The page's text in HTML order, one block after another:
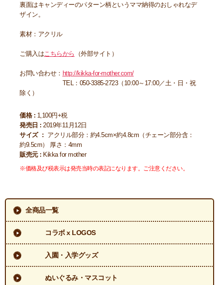
裏面はキャンディーのパターン柄というママ納得のおしゃれなデ
ザイン。
素材：アクリル
ご購入は こちらから （外部サイト）
お問い合わせ： http://kikka-for-mother.com/
TEL：050-3385-2723（10:00～17:00／土・日・祝
除く）
価格 : 1,100円+税
発売日 : 2019年11月12日
サイズ ： アクリル部分：約4.5cm×約4.8cm（チェーン部分含：
約9.5cm） 厚さ：4mm
販売元 : Kikka for mother
※価格及び税表示は発売当時の表記になります。ご注意ください。
全商品一覧
コラボ x LOGOS
入園・入学グッズ
ぬいぐるみ・マスコット